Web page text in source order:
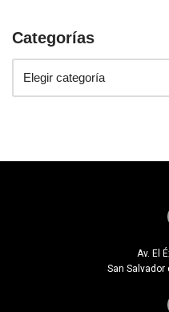
Categorías
Av. El
San Salvador